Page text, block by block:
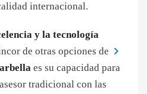
internacional.
y la tecnología
de otras opciones de
es su capacidad para
tradicional con las